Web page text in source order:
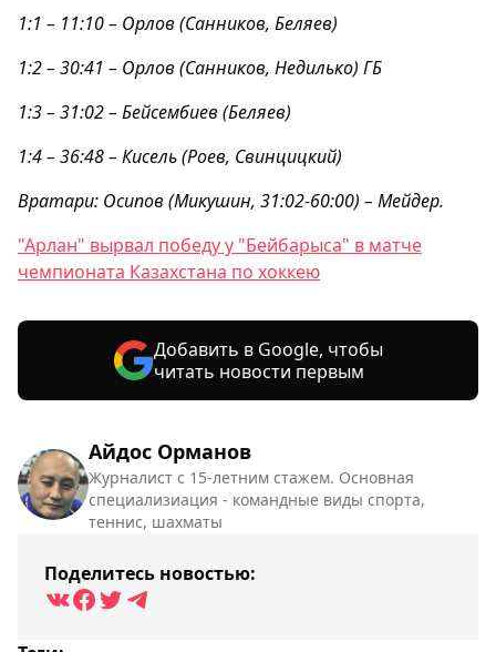
Айдос Орманов
Журналист с 15-летним стажем. Основная
специализиация - командные виды спорта,
теннис, шахматы
Поделитесь новостью:
1:1 – 11:10 – Орлов (Санников, Беляев)
1:2 – 30:41 – Орлов (Санников, Недилько) ГБ
1:3 – 31:02 – Бейсембиев (Беляев)
1:4 – 36:48 – Кисель (Роев, Свинцицкий)
Вратари: Осипов (Микушин, 31:02-60:00) – Мейдер.
"Арлан" вырвал победу у "Бейбарыса" в матче
чемпионата Казахстана по хоккею
Добавить в Google, чтобы
читать новости первым